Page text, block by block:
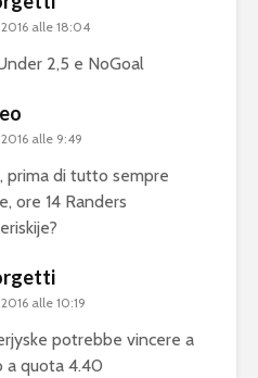
alle 18:04
2,5 e NoGoal
alle 9:49
prima di tutto sempre
ore 14 Randers
alle 10:19
potrebbe vincere a
a quota 4.40